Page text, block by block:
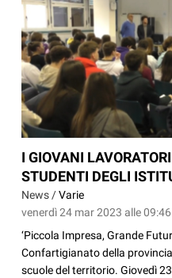
I GIOVANI
STUDENTI DEGLI
News /Varie
venerdì 24 mar 2023 alle 09:46
‘Piccola Impresa, Grande
Confartigianato della
scuole del territorio. Giovedì